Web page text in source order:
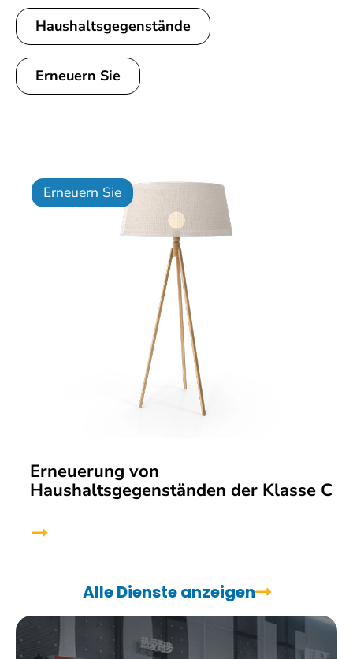
Haushaltsgegenstände
Erneuern Sie
Erneuern Sie
Erneuerung von
Haushaltsgegenständen der Klasse C
Alle Dienste anzeigen